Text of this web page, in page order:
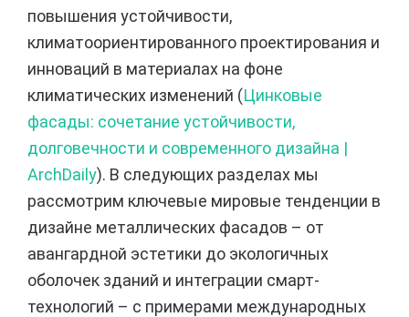
повышения устойчивости,
климатоориентированного проектирования и
инноваций в материалах на фоне
климатических изменений (Цинковые
фасады: сочетание устойчивости,
долговечности и современного дизайна |
ArchDaily). В следующих разделах мы
рассмотрим ключевые мировые тенденции в
дизайне металлических фасадов – от
авангардной эстетики до экологичных
оболочек зданий и интеграции смарт-
технологий – с примерами международных